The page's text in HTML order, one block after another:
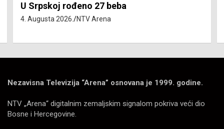
Isključenja vode – utorak 4. avgust
4. Augusta 2026. NTV Arena
Nezavisna Televizija “Arena” osnovana je 1999. godine.
NTV „Arena“ digitalnim zemaljskim signalom pokriva veći dio
Bosne i Hercegovine.